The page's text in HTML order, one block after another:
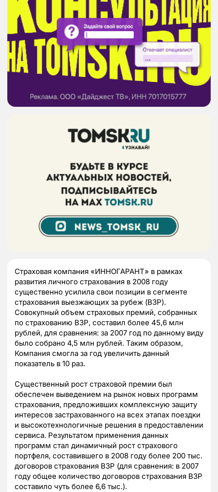
Страховая компания «ИННОГАРАНТ» в рамках
развития личного страхования в 2008 году
существенно усилила свои позиции в сегменте
страхования выезжающих за рубеж (ВЗР).
Совокупный объем страховых премий, собранных
по страхованию ВЗР, составил более 45,6 млн
рублей, для сравнения: за 2007 год по данному виду
было собрано 4,5 млн рублей. Таким образом,
Компания смогла за год увеличить данный
показатель в 10 раз.
Существенный рост страховой премии был
обеспечен выведением на рынок новых программ
страхования, предложивших комплексную защиту
интересов застрахованного на всех этапах поездки
и высокотехнологичные решения в предоставлении
сервиса. Результатом применения данных
программ стал динамичный рост страхового
портфеля, составившего в 2008 году более 200 тыс.
договоров страхования ВЗР (для сравнения: в 2007
году общее количество договоров страхования ВЗР
составило чуть более 6,6 тыс.).